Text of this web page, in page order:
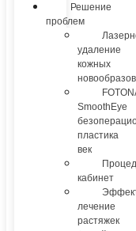
Решение
проблем
удаление
кожных
SmoothEye
пластика
век
кабинет
лечение
растяжек